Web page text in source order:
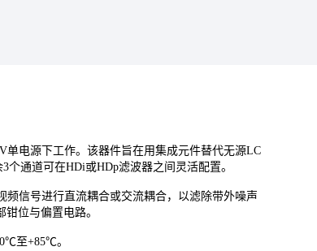
单电源下工作。该器件旨在用集成元件替代无源LC
通道可在HDi或HDp滤波器之间灵活配置。
频信号进行直流耦合或交流耦合，以滤除带外噪声
位与偏置电路。
至+85℃。